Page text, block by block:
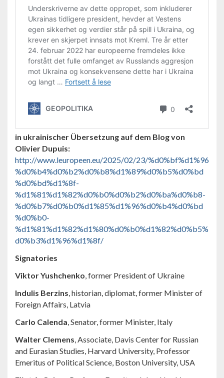
in ukrainischer Übersetzung auf dem Blog von
Olivier Dupuis:
http://www.leuropeen.eu/2025/02/23/%d0%bf%d1%96
%d0%b4%d0%b2%d0%b8%d1%89%d0%b5%d0%bd
%d0%bd%d1%8f-
%d1%81%d1%82%d0%b0%d0%b2%d0%ba%d0%b8-
%d0%b7%d0%b0%d1%85%d1%96%d0%b4%d0%bd
%d0%b0-
%d1%81%d1%82%d1%80%d0%b0%d1%82%d0%b5%
d0%b3%d1%96%d1%8f/
Signatories
Viktor Yushchenko, former President of Ukraine
Indulis Berzins, historian, diplomat, former Minister of
Foreign Affairs, Latvia
Carlo Calenda, Senator, former Minister, Italy
Walter Clemens, Associate, Davis Center for Russian
and Eurasian Studies, Harvard University, Professor
Emeritus of Political Science, Boston University, USA